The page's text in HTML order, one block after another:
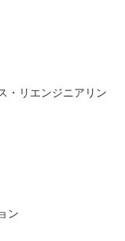
リエンジニアリン
ン